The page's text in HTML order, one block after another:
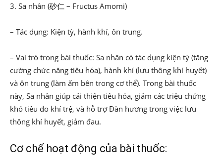
3. Sa nhân (砂仁 – Fructus Amomi)
– Tác dụng: Kiện tỳ, hành khí, ôn trung.
– Vai trò trong bài thuốc: Sa nhân có tác dụng kiện tỳ (tăng
cường chức năng tiêu hóa), hành khí (lưu thông khí huyết)
và ôn trung (làm ấm bên trong cơ thể). Trong bài thuốc
này, Sa nhân giúp cải thiện tiêu hóa, giảm các triệu chứng
khó tiêu do khí trệ, và hỗ trợ Đàn hương trong việc lưu
thông khí huyết, giảm đau.
Cơ chế hoạt động của bài thuốc: